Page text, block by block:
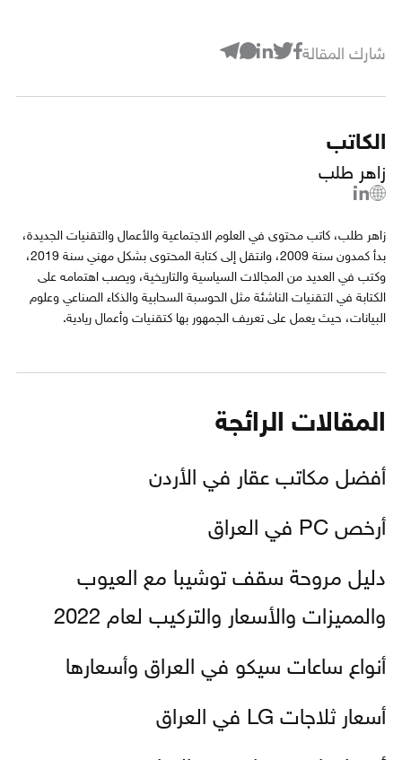
شارك المقالة
الكاتب
زاهر طلب
زاهر طلب، كاتب محتوى في العلوم الاجتماعية واﻷعمال والتقنيات الجديدة،
بدأ كمدون سنة 2009، وانتقل إلى كتابة المحتوى بشكل مهني سنة 2019،
وكتب في العديد من المجالات السياسية والتاريخية، ويصب اهتمامه على
الكتابة في التقنيات الناشئة مثل الحوسبة السحابية والذكاء الصناعي وعلوم
البيانات، حيث يعمل على تعريف الجمهور بها كتقنيات وأعمال ريادية.
المقالات الرائجة
أفضل مكاتب عقار في الأردن
أرخص PC في العراق
دليل مروحة سقف توشيبا مع العيوب
والمميزات والأسعار والتركيب لعام 2022
أنواع ساعات سيكو في العراق وأسعارها
أسعار ثلاجات LG في العراق